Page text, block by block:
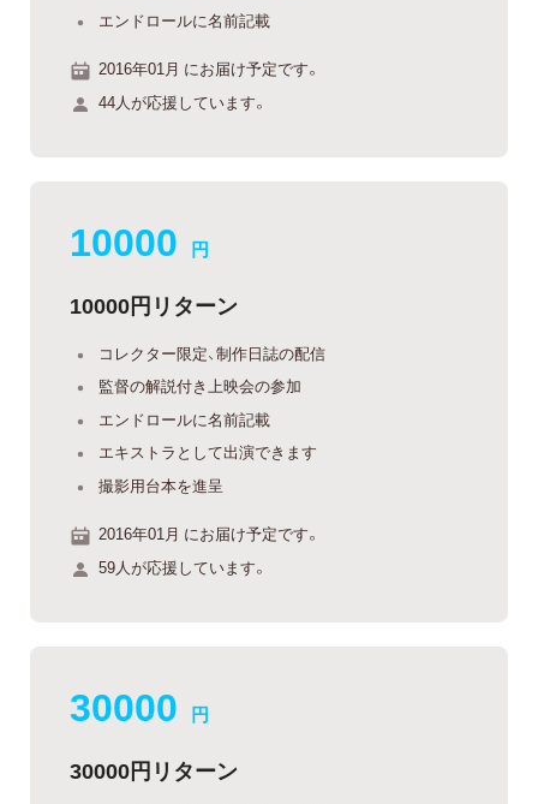
エンドロールに名前記載
2016年01月 にお届け予定です。
44人が応援しています。
10000 円
10000円リターン
コレクター限定、制作日誌の配信
監督の解説付き上映会の参加
エンドロールに名前記載
エキストラとして出演できます
撮影用台本を進呈
2016年01月 にお届け予定です。
59人が応援しています。
30000 円
30000円リターン